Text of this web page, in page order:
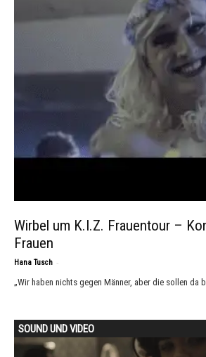
Wirbel um K.I.Z. Frauentour –
Frauen
Hana Tusch -
„Wir haben nichts gegen Männer, aber die sollen da
SOUND UND VIDEO